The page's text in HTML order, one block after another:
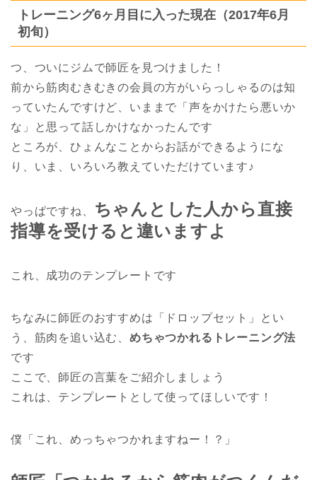
トレーニング6ヶ月目に入った現在（2017年6月
初旬）
つ、ついにジムで師匠を見つけました！
前から筋肉むきむきの会員の方がいらっしゃるのは知
っていたんですけど、いままで「声をかけたら悪いか
な」と思って話しかけなかったんです
ところが、ひょんなことからお話ができるようにな
り、いま、いろいろ教えていただけています♪
やっぱですね、
ちゃんとした人から直接
指導を受けると違いますよ
これ、成功のテンプレートです
ちなみに師匠のおすすめは「ドロップセット」とい
う、筋肉を追い込む、 めちゃつかれるトレーニング法
です
ここで、師匠の言葉をご紹介しましょう
これは、テンプレートとして使ってほしいです！
僕「これ、めっちゃつかれますねー！？」